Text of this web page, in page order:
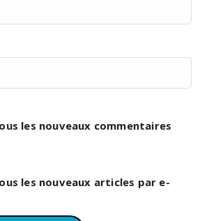
les nouveaux commentaires
les nouveaux articles par e-